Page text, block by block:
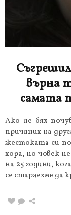
върна
самата
Ако не бях
причиних на
жестоката си
хора, но човек
на 25 години,
се стараехме да